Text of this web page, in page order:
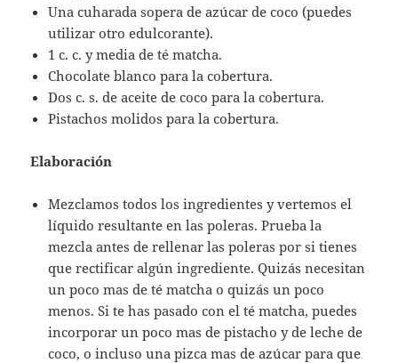
Una cuharada sopera de azúcar de coco (puedes
utilizar otro edulcorante).
1 c. c. y media de té matcha.
Chocolate blanco para la cobertura.
Dos c. s. de aceite de coco para la cobertura.
Pistachos molidos para la cobertura.
Elaboración
Mezclamos todos los ingredientes y vertemos el
líquido resultante en las poleras. Prueba la
mezcla antes de rellenar las poleras por si tienes
que rectificar algún ingrediente. Quizás necesitan
un poco mas de té matcha o quizás un poco
menos. Si te has pasado con el té matcha, puedes
incorporar un poco mas de pistacho y de leche de
coco, o incluso una pizca mas de azúcar para que